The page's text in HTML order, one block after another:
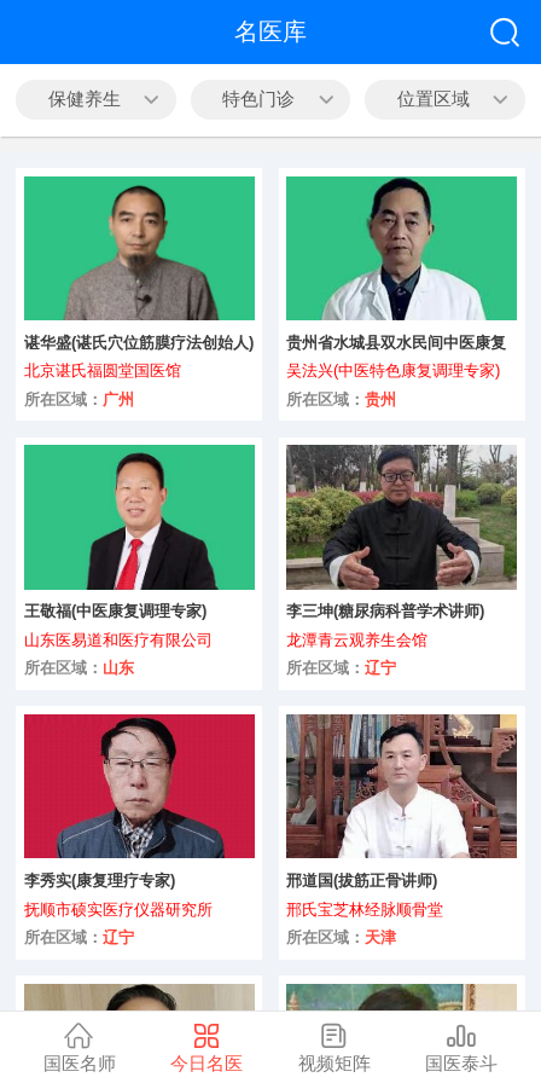
名医库
保健养生 特色门诊 位置区域
谌华盛(谌氏穴位筋膜疗法创始人)
北京谌氏福圆堂国医馆
所在区域： 广州
咨询
贵州省水城县双水民间中医康复
中心
吴法兴(中医特色康复调理专家)
所在区域：贵州
王敬福(中医康复调理专家)
山东医易道和医疗有限公司
所在区域： 山东
咨询
李三坤(糖尿病科普学术讲师)
龙潭青云观养生会馆
所在区域：辽宁
李秀实(康复理疗专家)
抚顺市硕实医疗仪器研究所
所在区域： 辽宁
咨询
邢道国(拔筋正骨讲师)
邢氏宝芝林经脉顺骨堂
所在区域： 天津
国医名师 今日名医 视频矩阵 国医泰斗
心脑血管
外科
男科
保健养生
骨科
微整形
肿瘤科
康复科
肝病专科